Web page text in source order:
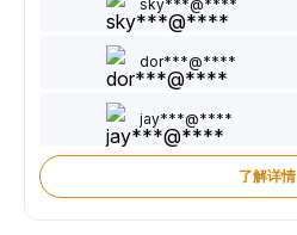
sky***@****
dor***@****
jay***@****
了解详情